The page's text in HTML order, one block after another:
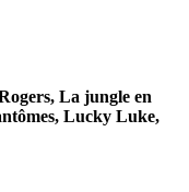
La jungle en
Lucky Luke,